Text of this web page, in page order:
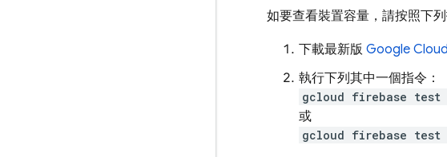
如要查看裝置容量，請按照下列
下載最新版 Google
執行下列其中一個指令：
gcloud firebase
或
gcloud firebase test